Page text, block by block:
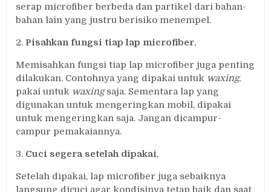
serap microfiber berbeda dan partikel dari bahan-
bahan lain yang justru berisiko menempel.
2.Pisahkan fungsi tiap lap microfiber,
Memisahkan fungsi tiap lap microfiber juga penting
dilakukan. Contohnya yang dipakai untuk waxing,
pakai untuk waxingsaja. Sementara lap yang
digunakan untuk mengeringkan mobil, dipakai
untuk mengeringkan saja. Jangan dicampur-
campur pemakaiannya.
3. Cuci segera setelah dipakai,
Setelah dipakai, lap microfiber juga sebaiknya
langsung dicuci agar kondisinya tetap baik dan saat